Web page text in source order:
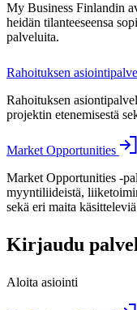
My Business Finlandin
heidän tilanteeseensa
palveluita.
Rahoituksen
Rahoituksen
projektin etenemisestä
Market Opportunities
Market Opportunities -
myyntiliideistä,
sekä eri maita
Kirjaudu
Aloita asiointi